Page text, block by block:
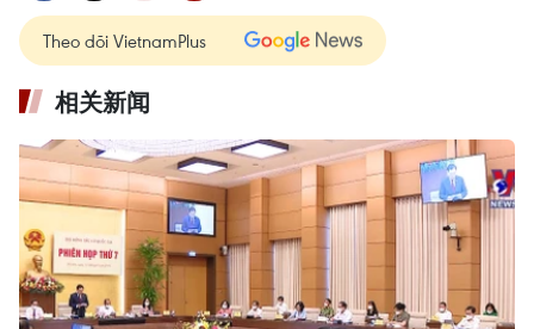
Theo dõi VietnamPlus
相关新闻